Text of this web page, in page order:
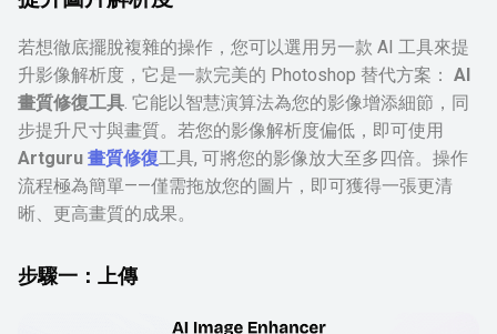
若想徹底擺脫複雜的操作，您可以選用另一款 AI 工具來提
升影像解析度，它是一款完美的 Photoshop 替代方案： AI
畫質修復工具. 它能以智慧演算法為您的影像增添細節，同
步提升尺寸與畫質。若您的影像解析度偏低，即可使用
Artguru 畫質修復工具, 可將您的影像放大至多四倍。操作
流程極為簡單——僅需拖放您的圖片，即可獲得一張更清
晰、更高畫質的成果。
步驟一：上傳